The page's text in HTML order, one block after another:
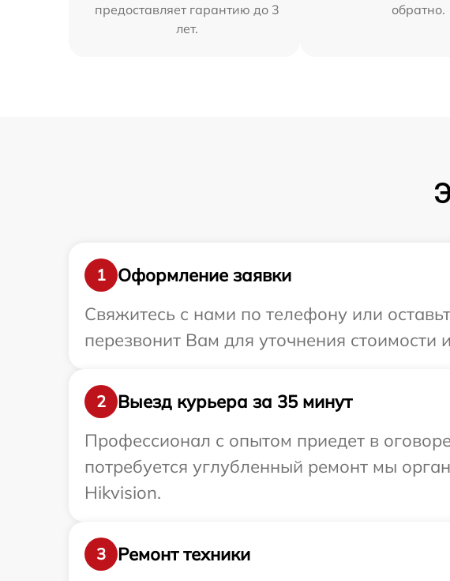
предоставляет гарантию до 3
лет.
обратно.
1
Оформление заявки
Свяжитесь с нами по телефону или
перезвонит Вам для уточнения
2
Выезд курьера за 35 минут
Профессионал с опытом приедет в
потребуется углубленный ремонт мы
Hikvision.
3
Ремонт техники